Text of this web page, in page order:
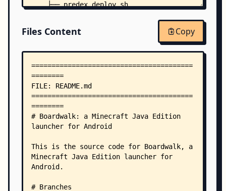
    ├── predex_deploy.sh
    ├── twitchstub.sh
    │   └── options.txt
    ├── jni/
    │   ├── Android.mk
    │   ├── Application.mk
    │   ├── catcher.c
    │   ├── gdvm.h
    │   ├── main.c
    │   └── twitchsdkstub.c
    │   └── com/
    │       ├── ibm/
    │       │   └── icu/
    │       │           └── 51.2/
Files Content Copy